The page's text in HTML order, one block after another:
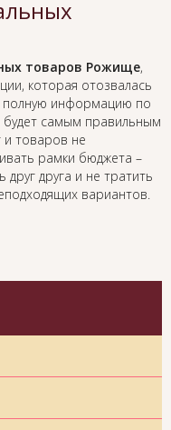
товаров Рожище,
которая отозвалась
полную информацию по
самым правильным
и товаров не
рамки бюджета –
друга и не тратить
вариантов.